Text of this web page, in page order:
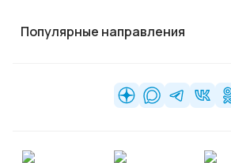
Популярные направления